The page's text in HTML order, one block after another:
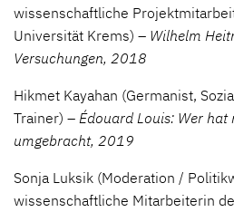
wissenschaftliche
Universität Krems) – Wilhelm
Versuchungen, 2018
Hikmet Kayahan (Germanist,
Trainer) – Édouard Louis: Wer hat
umgebracht, 2019
Sonja Luksik (Moderation /
wissenschaftliche Mitarbeiterin